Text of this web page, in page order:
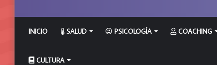
INICIO SALUD PSICOLOGÍA COACHING
CULTURA